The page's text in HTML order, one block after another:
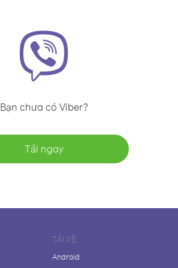
Bạn chưa có Viber?
Tải ngay
TẢI VỀ
Android